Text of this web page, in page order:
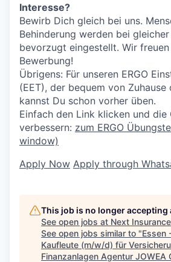
Interesse?
Bewirb Dich gleich bei uns.
Behinderung werden bei
bevorzugt eingestellt. Wir
Bewerbung!
Übrigens: Für unseren ERGO
(EET), der bequem von
kannst Du schon vorher üben.
Einfach den Link klicken und die
verbessern: zum ERGO
window)
Apply Now Apply through
This job is no longer accepting
See open jobs at Next Insurance
See open jobs similar to "Essen
Kaufleute (m/w/d) für
Finanzanlagen Agentur JOWEA